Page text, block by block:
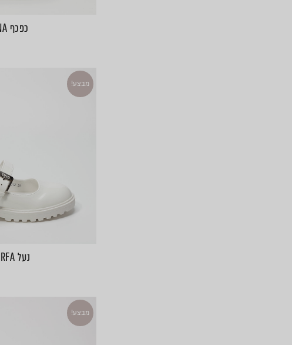
כפכף NINA
מבצע!
נעל AHIRFA
מבצע!